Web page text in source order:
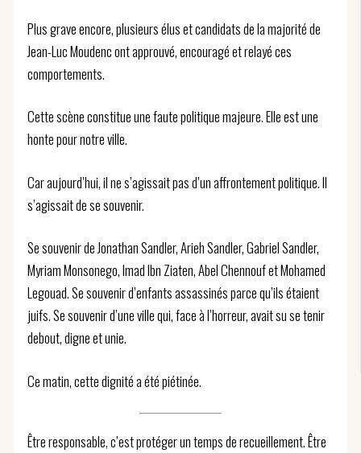
Plus grave encore, plusieurs élus et candidats de la majorité de
Jean-Luc Moudenc ont approuvé, encouragé et relayé ces
comportements.
Cette scène constitue une faute politique majeure. Elle est une
honte pour notre ville.
Car aujourd’hui, il ne s’agissait pas d’un affrontement politique. Il
s’agissait de se souvenir.
Se souvenir de Jonathan Sandler, Arieh Sandler, Gabriel Sandler,
Myriam Monsonego, Imad Ibn Ziaten, Abel Chennouf et Mohamed
Legouad. Se souvenir d’enfants assassinés parce qu’ils étaient
juifs. Se souvenir d’une ville qui, face à l’horreur, avait su se tenir
debout, digne et unie.
Ce matin, cette dignité a été piétinée.
Être responsable, c’est protéger un temps de recueillement. Être